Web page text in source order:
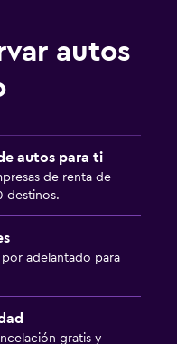
autos
autos para ti
de renta de
destinos.
adelantado para
gratis y